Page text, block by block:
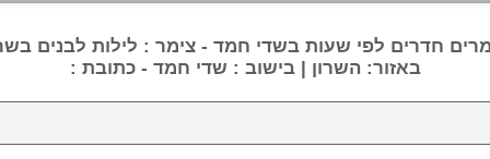
חדרים לפי שעות בשדי חמד - צימר : לילות לבנים
באזור: השרון | בישוב : שדי חמד - כתובת :